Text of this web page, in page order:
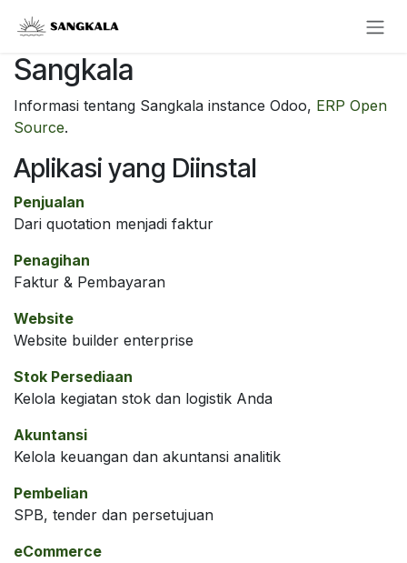
Sangkala
Informasi tentang Sangkala instance Odoo, ERP Open
Source.
Aplikasi yang Diinstal
Penjualan
Dari quotation menjadi faktur
Penagihan
Faktur & Pembayaran
Website
Website builder enterprise
Stok Persediaan
Kelola kegiatan stok dan logistik Anda
Akuntansi
Kelola keuangan dan akuntansi analitik
Pembelian
SPB, tender dan persetujuan
eCommerce